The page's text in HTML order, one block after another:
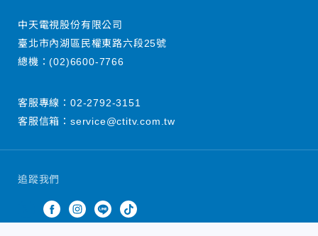
追蹤我們
中天電視股份有限公司
臺北市內湖區民權東路六段25號
總機：(02)6600-7766
客服專線： 02-2792-3151
客服信箱： service@ctitv.com.tw